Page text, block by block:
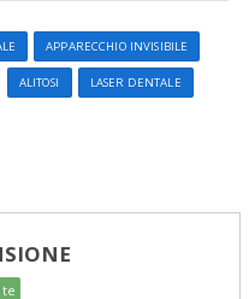
APPARECCHIO INVISIBILE
ALITOSI LASER DENTALE